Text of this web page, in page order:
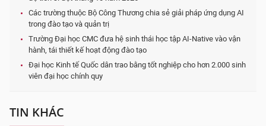
Các trường thuộc Bộ Công Thương chia sẻ giải pháp ứng dụng AI
trong đào tạo và quản trị
Trường Đại học CMC đưa hệ sinh thái học tập AI-Native vào vận
hành, tái thiết kế hoạt động đào tạo
Đại học Kinh tế Quốc dân trao bằng tốt nghiệp cho hơn 2.000 sinh
viên đại học chính quy
TIN KHÁC